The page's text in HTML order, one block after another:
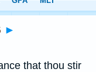
►
that thou stir